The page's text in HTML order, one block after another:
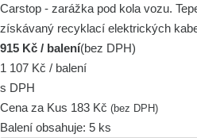
Carstop - zarážka pod kola vozu.
získávaný recyklací elektrických
915 Kč / balení(bez DPH)
1 107 Kč / balení
s DPH
Cena za Kus 183 Kč (bez DPH)
Balení obsahuje: 5 ks